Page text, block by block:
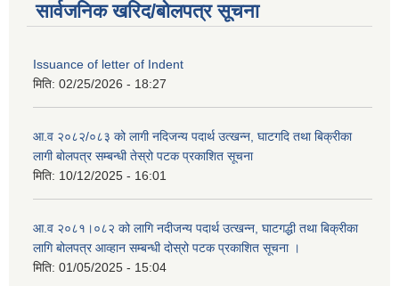
सार्वजनिक खरिद/बोलपत्र सूचना
Issuance of letter of Indent
मिति: 02/25/2026 - 18:27
आ.व २०८२/०८३ को लागी नदिजन्य पदार्थ उत्खन्न, घाटगदि तथा बिक्रीका
लागी बोलपत्र सम्बन्धी तेस्रो पटक प्रकाशित सूचना
मिति: 10/12/2025 - 16:01
आ.व २०८१।०८२ को लागि नदीजन्य पदार्थ उत्खन्न, घाटगद्धी तथा बिक्रीका
लागि बोलपत्र आव्हान सम्बन्धी दोस्रो पटक प्रकाशित सूचना ।
मिति: 01/05/2025 - 15:04